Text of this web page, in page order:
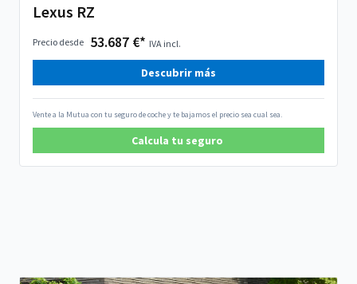
Lexus RZ
Precio desde 53.687 €* IVA incl.
Descubrir más
Vente a la Mutua con tu seguro de coche y te bajamos el precio sea cual sea.
Calcula tu seguro